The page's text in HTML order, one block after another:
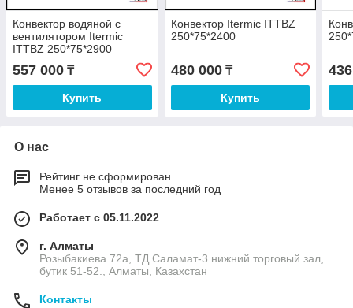
Конвектор водяной с
вентилятором Itermic
ITTBZ 250*75*2900
557 000 ₸
Купить
Конвектор Itermic ITTBZ
250*75*2400
480 000₸
Купить
О нас
Рейтинг не сформирован
Менее 5 отзывов за последний год
Работает с 05.11.2022
г. Алматы
Розыбакиева 72а, ТД Саламат-3 нижний торговый зал,
бутик 51-52., Алматы, Казахстан
Контакты